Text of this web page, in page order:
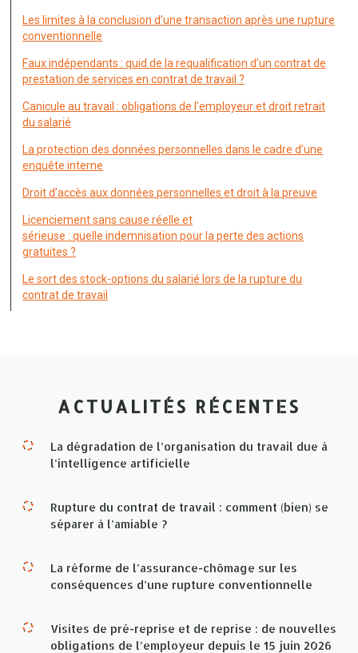
Les limites à la conclusion d’une transaction après une rupture
conventionnelle
Faux indépendants : quid de la requalification d’un contrat de
prestation de services en contrat de travail ?
Canicule au travail : obligations de l’employeur et droit retrait
du salarié
La protection des données personnelles dans le cadre d’une
enquête interne
Droit d’accès aux données personnelles et droit à la preuve
Licenciement sans cause réelle et
sérieuse : quelle indemnisation pour la perte des actions
gratuites ?
Le sort des stock-options du salarié lors de la rupture du
contrat de travail
ACTUALITÉS RÉCENTES
La dégradation de l’organisation du travail due à
l’intelligence artificielle
Rupture du contrat de travail : comment (bien) se
séparer à l’amiable ?
La réforme de l’assurance-chômage sur les
conséquences d’une rupture conventionnelle
Visites de pré-reprise et de reprise : de nouvelles
obligations de l’employeur depuis le 15 juin 2026